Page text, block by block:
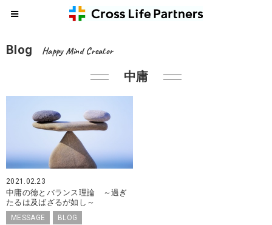
Blog Happy Mind Creator
中庸
2021.02.23
中庸の徳とバランス理論 ～過ぎ
たるは及ばざるが如し～
MESSAGE BLOG